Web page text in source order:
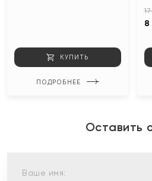
КУПИТЬ
ПОДРОБНЕЕ
8
Оставить
Ваше имя: